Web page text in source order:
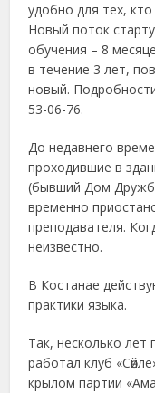
удобно для тех,
Новый поток
обучения – 8
в течение 3 лет,
новый.
53-06-76.
До недавнего
проходившие в
(бывший Дом
временно
преподавателя.
неизвестно.
В Костанае
практики языка.
Так, несколько лет
работал клуб
крылом партии